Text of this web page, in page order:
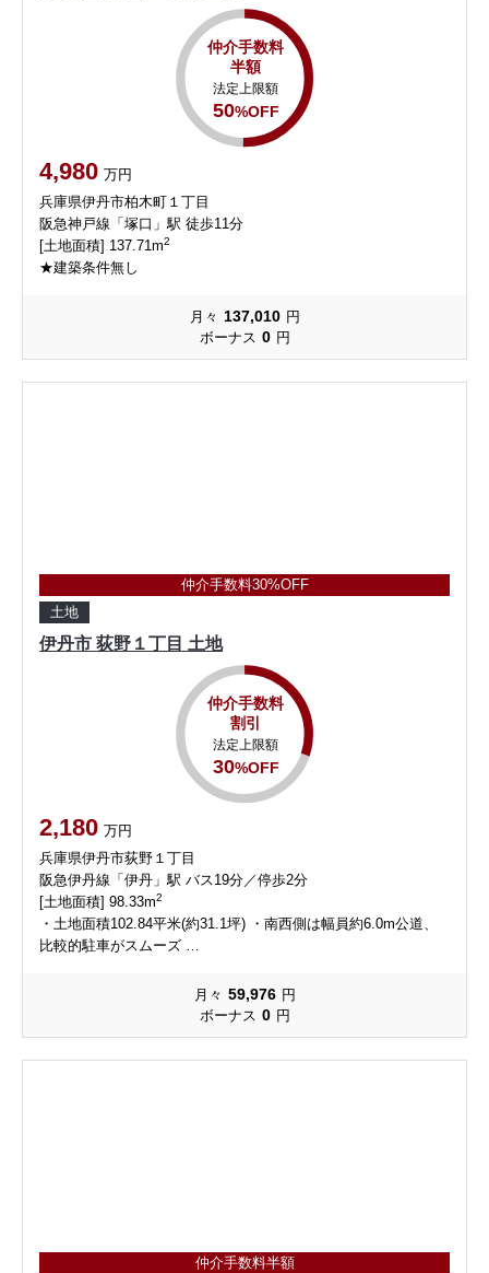
仲介手数料
半額
法定上限額
50%OFF
4,980 万円
兵庫県伊丹市柏木町１丁目
阪急神戸線「塚口」駅 徒歩11分
[土地面積] 137.71m2
★建築条件無し
月々 137,010 円
ボーナス 0 円
仲介手数料30%OFF
土地
伊丹市 荻野１丁目 土地
仲介手数料
割引
法定上限額
30%OFF
2,180 万円
兵庫県伊丹市荻野１丁目
阪急伊丹線「伊丹」駅 バス19分／停歩2分
[土地面積] 98.33m2
・土地面積102.84平米(約31.1坪) ・南西側は幅員約6.0m公道、
比較的駐車がスムーズ …
月々 59,976 円
ボーナス 0 円
仲介手数料半額